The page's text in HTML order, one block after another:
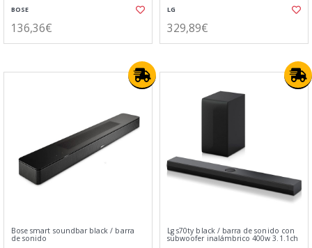
BOSE
136,36€
LG
329,89€
Bose smart soundbar black / barra
de sonido
Lg s70ty black / barra de sonido con
subwoofer inalámbrico 400w 3.1.1ch